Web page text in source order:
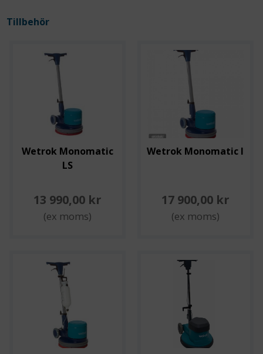
Tillbehör
Wetrok Monomatic
LS
13 990,00 kr
(ex moms)
Wetrok Monomatic I
17 900,00 kr
(ex moms)